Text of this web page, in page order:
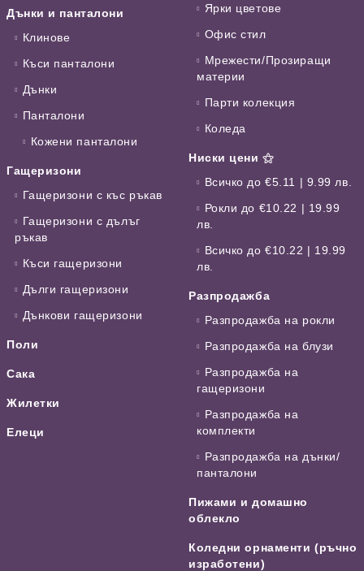
Дънки и панталони
Клинове
Къси панталони
Дънки
Панталони
Кожени панталони
Гащеризони
Гащеризони с къс ръкав
Гащеризони с дълъг
ръкав
Къси гащеризони
Дълги гащеризони
Дънкови гащеризони
Поли
Сака
Жилетки
Елеци
Ярки цветове
Офис стил
Мрежести/Прозиращи
материи
Парти колекция
Коледа
Ниски цени ⚝
Всичко до €5.11 | 9.99 лв.
Рокли до €10.22 | 19.99
лв.
Всичко до €10.22 | 19.99
лв.
Разпродажба
Разпродажба на рокли
Разпродажба на блузи
Разпродажба на
гащеризони
Разпродажба на
комплекти
Разпродажба на дънки/
панталони
Пижами и домашно
облекло
Коледни орнаменти (ръчно
изработени)